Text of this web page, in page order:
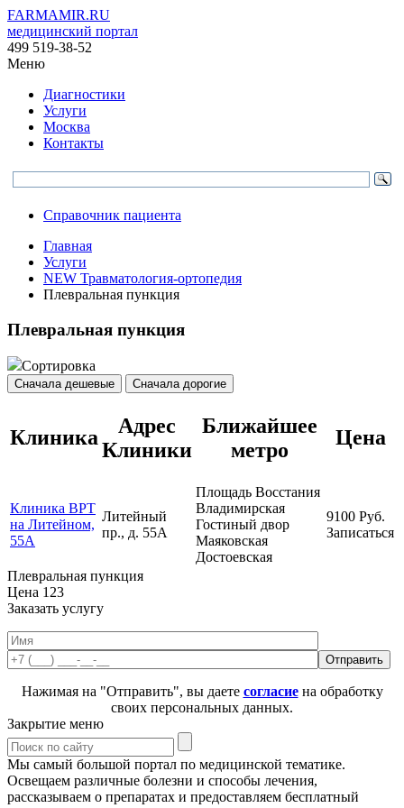
FARMAMIR.RU
медицинский портал
499 519-38-52
Меню
Диагностики
Услуги
Москва
Контакты
Справочник пациента
Главная
Услуги
NEW Травматология-ортопедия
Плевральная пункция
Плевральная пункция
Сортировка
Сначала дешевые Сначала дорогие
Клиника
Адрес
Клиники
Ближайшее
метро
Цена
Клиника ВРТ
на Литейном,
55А
Литейный
пр., д. 55А
Площадь Восстания
Владимирская
Гостиный двор
Маяковская
Достоевская
9100 Руб.
Записаться
Плевральная пункция
Цена 123
Заказать услугу
Нажимая на "Отправить", вы даете согласиена обработку
своих персональных данных.
Закрытие меню
Мы самый большой портал по медицинской тематике.
Освещаем различные болезни и способы лечения,
рассказываем о препаратах и предоставляем бесплатный